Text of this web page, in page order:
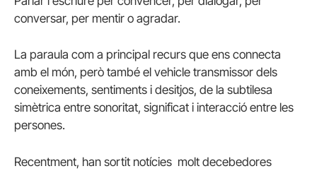
conversar, per mentir o agradar.
La paraula com a principal recurs que ens connecta
amb el món, però també el vehicle transmissor dels
coneixements, sentiments i desitjos, de la subtilesa
simètrica entre sonoritat, significat i interacció entre les
persones.
Recentment, han sortit notícies molt decebedores